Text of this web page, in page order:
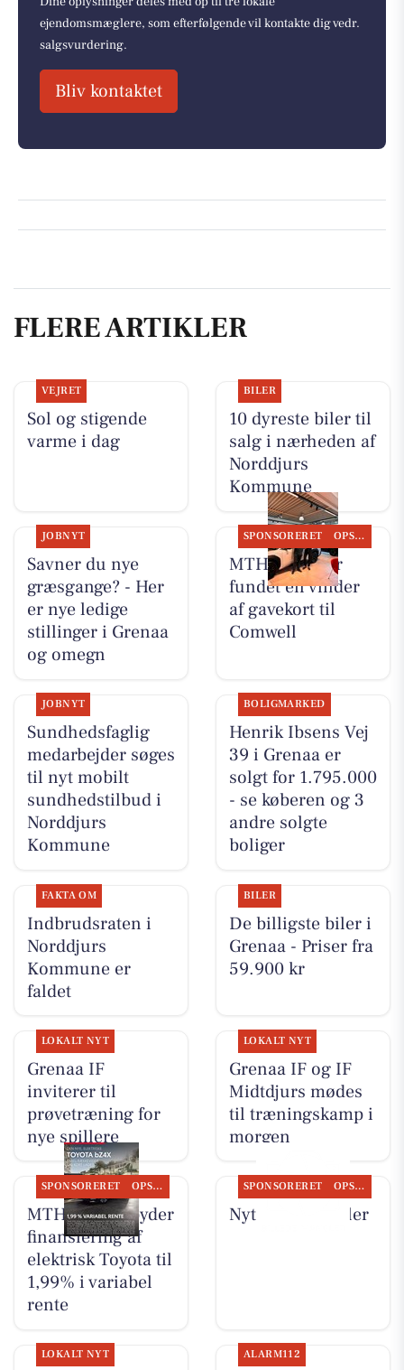
ejendomsmæglere, som efterfølgende vil kontakte dig vedr.
salgsvurdering.
Bliv kontaktet
FLERE ARTIKLER
VEJRET
Sol og stigende
varme i dag
BILER
10 dyreste biler til
salg i nærheden af
Norddjurs
Kommune
JOBNYT
Savner du nye
græsgange? - Her
er nye ledige
stillinger i Grenaa
og omegn
SPONSORERET OPSLAGSTAVLEN
MTH Biler har
fundet en vinder
af gavekort til
Comwell
JOBNYT
Sundhedsfaglig
medarbejder søges
til nyt mobilt
sundhedstilbud i
Norddjurs
Kommune
BOLIGMARKED
Henrik Ibsens Vej
39 i Grenaa er
solgt for 1.795.000
- se køberen og 3
andre solgte
boliger
FAKTA OM
Indbrudsraten i
Norddjurs
Kommune er
faldet
BILER
De billigste biler i
Grenaa - Priser fra
59.900 kr
LOKALT NYT
Grenaa IF
inviterer til
prøvetræning for
nye spillere
LOKALT NYT
Grenaa IF og IF
Midtdjurs mødes
til træningskamp i
morgen
SPONSORERET OPSLAGSTAVLEN
MTH Biler tilbyder
finansiering af
elektrisk Toyota til
1,99% i variabel
rente
SPONSORERET OPSLAGSTAVLEN
Nyt fra MTH Biler
LOKALT NYT ALARM112